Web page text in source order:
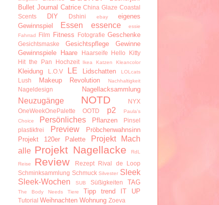
Bullet Journal Catrice China Glaze Coastal
Scents
DIY Dshini ebay
eigenes
Gewinnspiel
Essen essence
essie
Fahrrad
Film Fitness Fotografie Geschenke
Gesichtsmaske Gesichtspflege
Gewinne
Gewinnspiele
Haare Haarseife
Hello Kitty
Hit the Pan
Hochzeit Ikea Katzen Kleancolor
Kleidung L.O.V LE Lidschatten LOLcats
Lush Makeup Revolution Nachhaltigkeit
Nageldesign Nagellacksammlung
Neuzugänge NOTD
NYX
OneWeekOnePalette
OOTD p2
Paula's
Choice
Persönliches Pflanzen
Pinsel
plastikfrei
Preview
Pröbchenwahnsinn
Projekt 120er Palette
Projekt Mach
alle Projekt Nagellacke RdL
Reise Review Rezept
Rival de Loop
Schminksammlung Schmuck Silvester Sleek
Sleek-Wochen
SUB Süßigkeiten TAG
The Body Needs Tiere Tipp trend IT UP
Tutorial Weihnachten Wohnung Zoeva